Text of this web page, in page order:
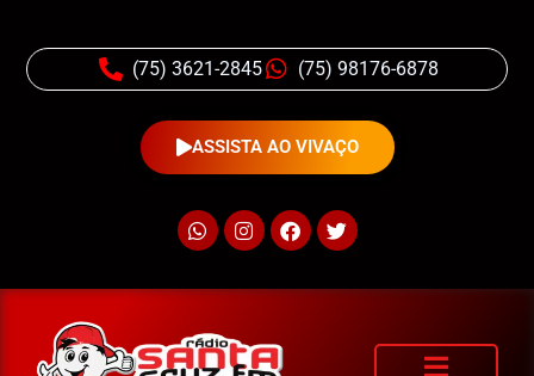
(75) 3621-2845 (75) 98176-6878
ASSISTA AO VIVAÇO